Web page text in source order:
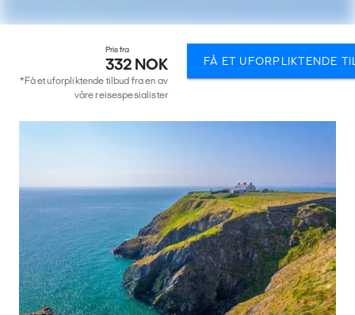
Pris fra
332 NOK
*Få et uforpliktende tilbud fra en av
våre reisespesialister
FÅ ET UFORPLIKTENDE